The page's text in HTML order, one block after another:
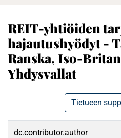
REIT-yhtiöiden
hajautushyödyt -
Ranska, Iso-
Yhdysvallat
Tietueen
dc.contributor.author